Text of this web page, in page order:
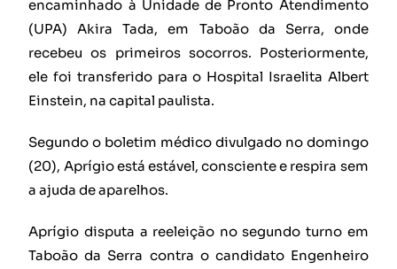
encaminhado à Unidade de Pronto Atendimento
(UPA) Akira Tada, em Taboão da Serra, onde
recebeu os primeiros socorros. Posteriormente,
ele foi transferido para o Hospital Israelita Albert
Einstein, na capital paulista.
Segundo o boletim médico divulgado no domingo
(20), Aprígio está estável, consciente e respira sem
a ajuda de aparelhos.
Aprígio disputa a reeleição no segundo turno em
Taboão da Serra contra o candidato Engenheiro